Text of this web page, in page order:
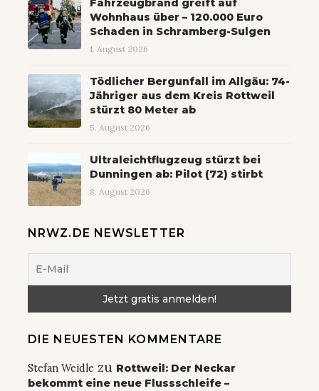
Fahrzeugbrand greift auf
Wohnhaus über – 120.000 Euro
Schaden in Schramberg-Sulgen
1. August 2026
Tödlicher Bergunfall im Allgäu: 74-
Jähriger aus dem Kreis Rottweil
stürzt 80 Meter ab
5. August 2026
Ultraleichtflugzeug stürzt bei
Dunningen ab: Pilot (72) stirbt
8. August 2026
NRWZ.DE NEWSLETTER
DIE NEUESTEN KOMMENTARE
Stefan Weidle zu Rottweil: Der Neckar
bekommt eine neue Flussschleife –